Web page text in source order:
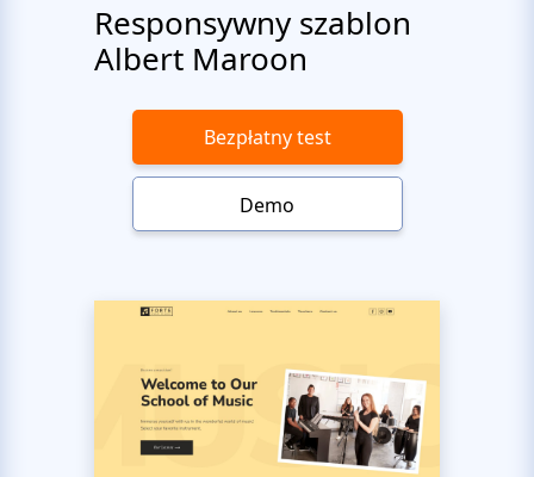
Responsywny szablon
Albert Maroon
Bezpłatny test
Demo